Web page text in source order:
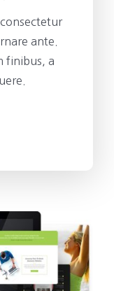
ante.
finibus, a